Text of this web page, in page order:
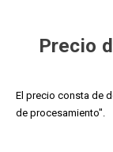
Precio
El precio consta de
de procesamiento".